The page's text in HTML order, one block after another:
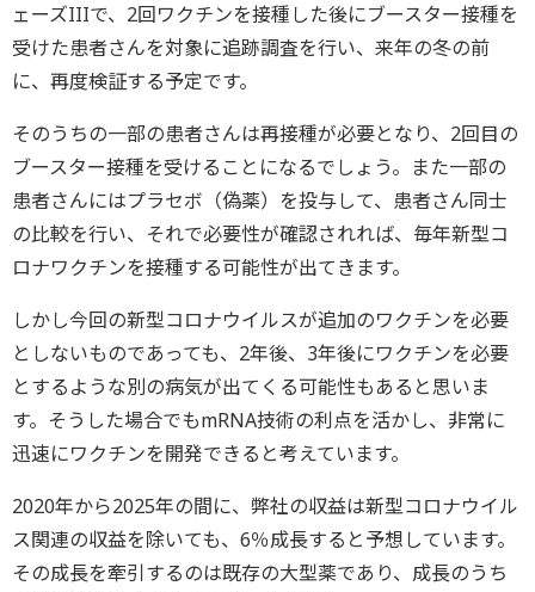
ェーズIIIで、2回ワクチンを接種した後にブースター接種を
受けた患者さんを対象に追跡調査を行い、来年の冬の前
に、再度検証する予定です。
そのうちの一部の患者さんは再接種が必要となり、2回目の
ブースター接種を受けることになるでしょう。また一部の
患者さんにはプラセボ（偽薬）を投与して、患者さん同士
の比較を行い、それで必要性が確認されれば、毎年新型コ
ロナワクチンを接種する可能性が出てきます。
しかし今回の新型コロナウイルスが追加のワクチンを必要
としないものであっても、2年後、3年後にワクチンを必要
とするような別の病気が出てくる可能性もあると思いま
す。そうした場合でもmRNA技術の利点を活かし、非常に
迅速にワクチンを開発できると考えています。
2020年から2025年の間に、弊社の収益は新型コロナウイル
ス関連の収益を除いても、6％成長すると予想しています。
その成長を牽引するのは既存の大型薬であり、成長のうち